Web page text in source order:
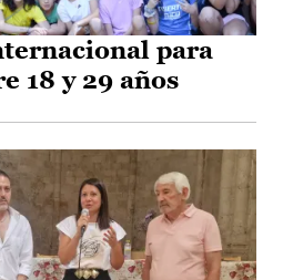
para
18 y 29 años